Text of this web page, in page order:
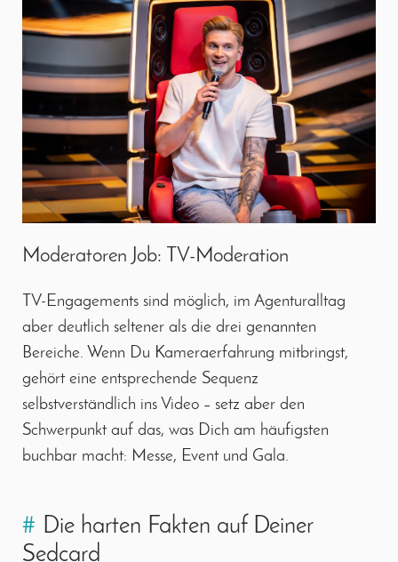
Moderatoren Job: TV-Moderation
TV-Engagements sind möglich, im Agenturalltag
aber deutlich seltener als die drei genannten
Bereiche. Wenn Du Kameraerfahrung mitbringst,
gehört eine entsprechende Sequenz
selbstverständlich ins Video – setz aber den
Schwerpunkt auf das, was Dich am häufigsten
buchbar macht: Messe, Event und Gala.
# Die harten Fakten auf Deiner
Sedcard